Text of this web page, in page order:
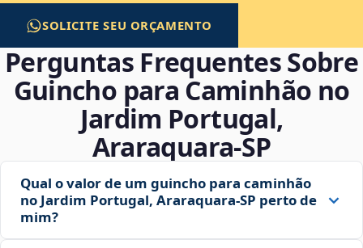
SOLICITE SEU ORÇAMENTO
Perguntas Frequentes Sobre
Guincho para Caminhão no
Jardim Portugal,
Araraquara‑SP
Qual o valor de um guincho para caminhão
no Jardim Portugal, Araraquara‑SP perto de
mim?